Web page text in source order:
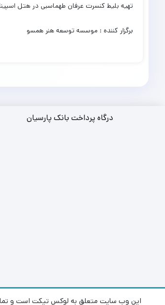
تهیه بلیط کنسرت عرفان طهماسبی در هتل
برگزار کننده : موسسه توسعه هنر همسو
درگاه پرداخت بانک پارسیان
این وب سایت متعلق به لوکس تیکت است و